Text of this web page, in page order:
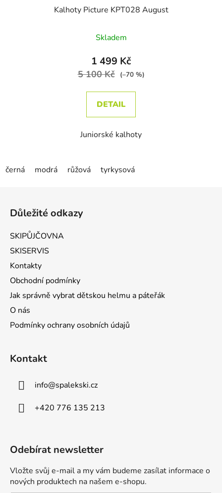
Kalhoty Picture KPT028 August
Skladem
1 499 Kč
5 100 Kč (–70 %)
DETAIL
Juniorské kalhoty
černá modrá růžová tyrkysová
Důležité odkazy
SKIPŮJČOVNA
SKISERVIS
Kontakty
Obchodní podmínky
Jak správně vybrat dětskou helmu a páteřák
O nás
Podmínky ochrany osobních údajů
Kontakt
info@spalekski.cz
+420 776 135 213
Odebírat newsletter
Vložte svůj e-mail a my vám budeme zasílat informace o
nových produktech na našem e-shopu.